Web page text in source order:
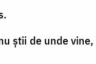
ştii de unde